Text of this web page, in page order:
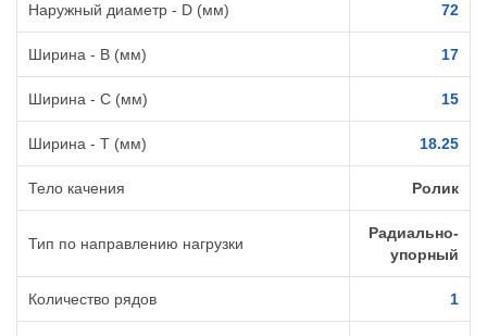
Наружный диаметр - D (мм) 72
Ширина - B (мм) 17
Ширина - C (мм) 15
Ширина - T (мм) 18.25
Тело качения Ролик
Тип по направлению нагрузки
Радиально-
упорный
Количество рядов 1